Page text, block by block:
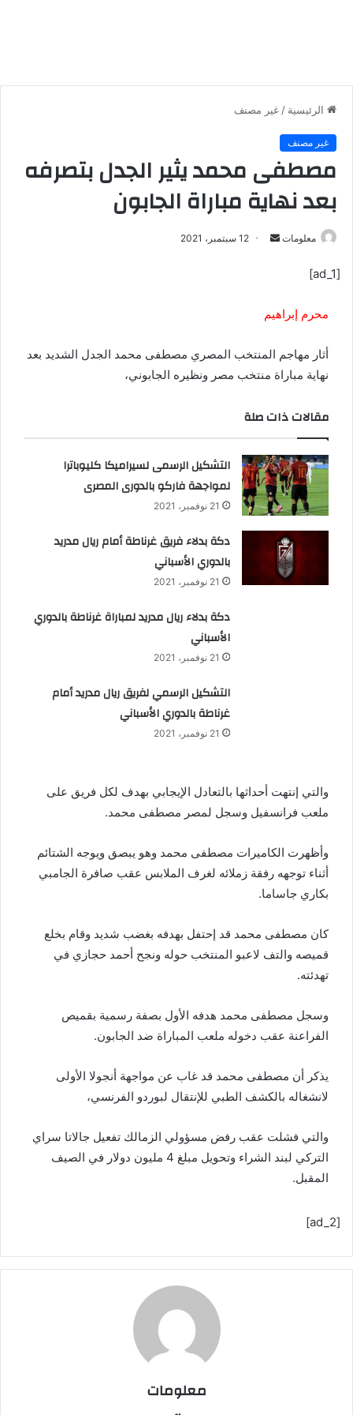
الرئيسية / غير مصنف
غير مصنف
مصطفى محمد يثير الجدل بتصرفه
بعد نهاية مباراة الجابون
معلومات
ب
ي
ت
ر
و
ا
12 سبتمبر، 2021
[ad_1]
محرم إبراهيم
أثار مهاجم المنتخب المصري مصطفى محمد الجدل الشديد بعد
نهاية مباراة منتخب مصر ونظيره الجابوني،
مقالات ذات صلة
التشكيل الرسمى لسيراميكا كليوباترا
لمواجهة فاركو بالدورى المصرى
21 نوفمبر، 2021
دكة بدلاء فريق غرناطة أمام ريال مدريد
بالدوري الأسباني
21 نوفمبر، 2021
دكة بدلاء ريال مدريد لمباراة غرناطة بالدوري
الأسباني
21 نوفمبر، 2021
التشكيل الرسمي لفريق ريال مدريد أمام
غرناطة بالدوري الأسباني
21 نوفمبر، 2021
والتي إنتهت أحداثها بالتعادل الإيجابي بهدف لكل فريق على
ملعب فرانسفيل وسجل لمصر مصطفى محمد.
وأظهرت الكاميرات مصطفى محمد وهو يبصق ويوجه الشتائم
أثناء توجهه رفقة زملائه لغرف الملابس عقب صافرة الجامبي
بكاري جاساما.
كان مصطفى محمد قد إحتفل بهدفه بغضب شديد وقام بخلع
قميصه والتف لاعبو المنتخب حوله ونجح أحمد حجازي في
تهدئته.
وسجل مصطفى محمد هدفه الأول بصفة رسمية بقميص
الفراعنة عقب دخوله ملعب المباراة ضد الجابون.
يذكر أن مصطفى محمد قد غاب عن مواجهة أنجولا الأولى
لانشغاله بالكشف الطبي للإنتقال لبوردو الفرنسي،
والتي فشلت عقب رفض مسؤولي الزمالك تفعيل جالاتا سراي
التركي لبند الشراء وتحويل مبلغ 4 مليون دولار في الصيف
المقبل.
[ad_2]
معلومات